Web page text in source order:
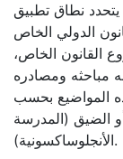
يتحدد نطاق تطبيق
الدولي الخاص.
القانون الخاص،
مباحثه ومصادره.
المواضيع بحسب
أو الضيق (المدرسة
الأنجلوساكسونية).